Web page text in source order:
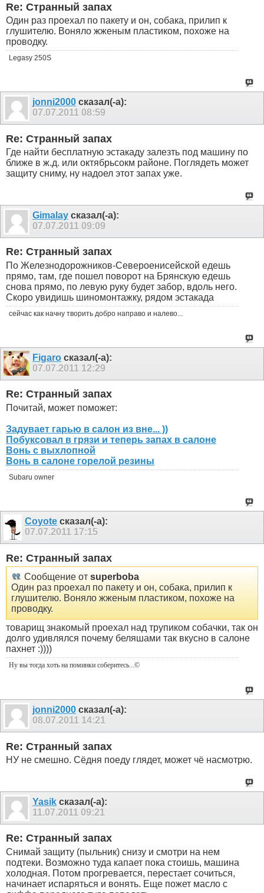
Re: Странный запах
Один раз проехал по пакету и он, собака, прилип к
глушителю. Воняло жженым пластиком, похоже на
проводку.
Legasy 250S
jonni2000 сказал(-а):
07.07.2011 08:59
Re: Странный запах
Где найти бесплатную эстакаду залезть под машину по
ближе в ж.д. или октябрьсокм районе. Поглядеть может
защиту сниму, ну надоел этот запах уже.
Gimalay сказал(-а):
07.07.2011 09:09
Re: Странный запах
По Железнодорожников-Североенисейской едешь
прямо, там, где пошел поворот на Брянскую едешь
снова прямо, по левую руку будет забор, вдоль него.
Скоро увидишь шиномонтажку, рядом эстакада
сейчас как начну творить добро направо и налево...
Figaro сказал(-а):
07.07.2011 12:29
Re: Странный запах
Почитай, может поможет:
Задувает гарью в салон из вне... ))
Побуксовал в грязи и теперь запах в салоне
Вонь с выхлопной
Вонь в салоне горелой резины
Subaru owner
Coyote сказал(-а):
07.07.2011 17:15
Re: Странный запах
Сообщение от superboba
Один раз проехал по пакету и он, собака, прилип к
глушителю. Воняло жженым пластиком, похоже на
проводку.
товарищ знакомый проехал над трупиком собачки, так он
долго удивлялся почему беляшами так вкусно в салоне
пахнет :))))
Ну вы тогда хоть на поминки соберитесь...©
jonni2000 сказал(-а):
08.07.2011 14:21
Re: Странный запах
НУ не смешно. Сёдня поеду глядет, может чё насмотрю.
Yasik сказал(-а):
11.07.2011 09:21
Re: Странный запах
Снимай защиту (пыльник) снизу и смотри на нем
подтеки. Возможно туда капает пока стоишь, машина
холодная. Потом прогревается, перестает сочиться,
начинает испаряться и вонять. Еще пожет масло с